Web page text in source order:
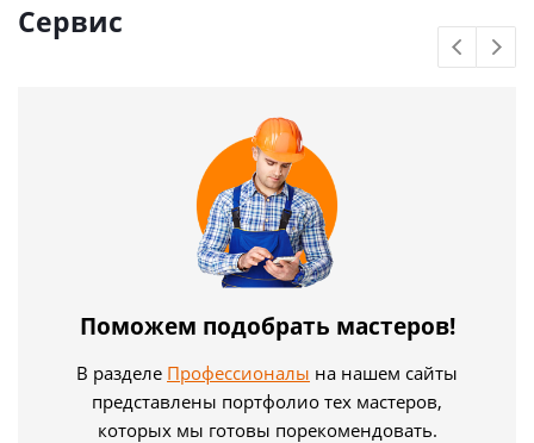
Сервис
Поможем подобрать мастеров!
В разделе Профессионалы на нашем сайты
представлены портфолио тех мастеров,
которых мы готовы порекомендовать.